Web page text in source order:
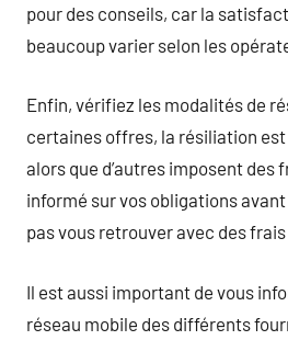
pour des conseils, car la
beaucoup varier selon les
Enfin, vérifiez les modalités de
certaines offres, la résiliation
alors que d’autres imposent des
informé sur vos obligations
pas vous retrouver avec des
Il est aussi important de vous
réseau mobile des différents